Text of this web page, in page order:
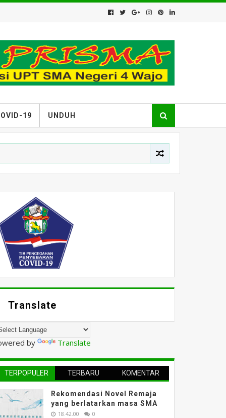
19 UNDUH
Translate
by Translate
TERPOPULER TERBARU KOMENTAR
Rekomendasi Novel Remaja
yang berlatarkan masa SMA
18.42.00 0